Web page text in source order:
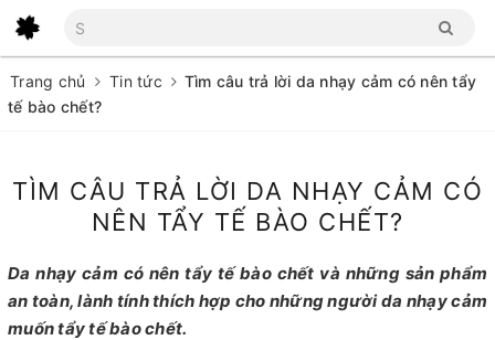
Trang chủ Tin tức
Tìm câu trả lời da nhạy cảm có nên tẩy
tế bào chết?
TÌM CÂU TRẢ LỜI DA NHẠY CẢM CÓ
NÊN TẨY TẾ BÀO CHẾT?
Da nhạy cảm có nên tẩy tế bào chết và những sản phẩm
an toàn, lành tính thích hợp cho những người da nhạy cảm
muốn tẩy tế bào chết.